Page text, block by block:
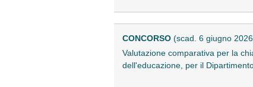
CONCORSO (scad. 6 giugno
Valutazione comparativa per la
dell'educazione, per il